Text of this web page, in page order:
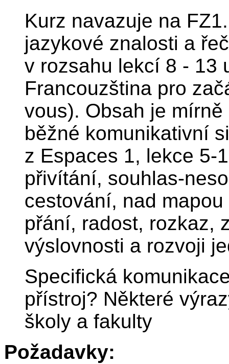
Kurz navazuje na
jazykové znalosti a
v rozsahu lekcí 8 - 13
Francouzština pro
vous). Obsah je
běžné komunikativní
z Espaces 1, lekce 5-
přivítání, souhlas-
cestování, nad
přání, radost, rozkaz,
výslovnosti a rozvoji
Specifická
přístroj? Některé
školy a fakulty
Požadavky: